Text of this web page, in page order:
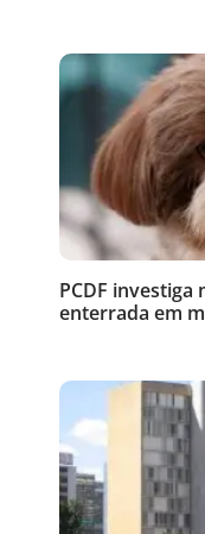
PCDF
enterrada em